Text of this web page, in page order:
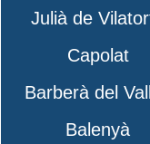
Julià de
Capolat
Barberà del
Balenyà